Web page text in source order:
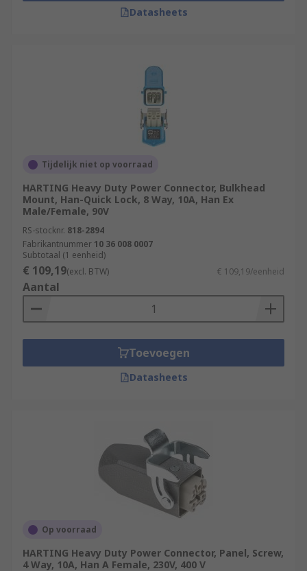
Datasheets
Tijdelijk niet op voorraad
HARTING Heavy Duty Power Connector, Bulkhead
Mount, Han-Quick Lock, 8 Way, 10A, Han Ex
Male/Female, 90V
RS-stocknr. 818-2894
Fabrikantnummer 10 36 008 0007
Subtotaal (1 eenheid)
€ 109,19(excl. BTW) € 109,19/eenheid
Aantal
Toevoegen
Datasheets
Op voorraad
HARTING Heavy Duty Power Connector, Panel, Screw,
4 Way, 10A, Han A Female, 230V, 400 V